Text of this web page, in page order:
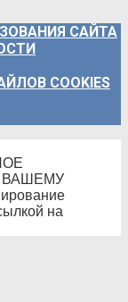
САЙТА
COOKIES
ВАШЕМУ
на